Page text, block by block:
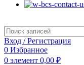
Вход / Регистрация
0 Избранное
0 элемент 0,00 ₽